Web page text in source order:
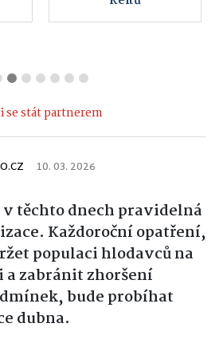
se stát partnerem
10. 03. 2026
těchto dnech pravidelná
Každoroční opatření,
populaci hlodavců na
zabránit zhoršení
bude probíhat
dubna.